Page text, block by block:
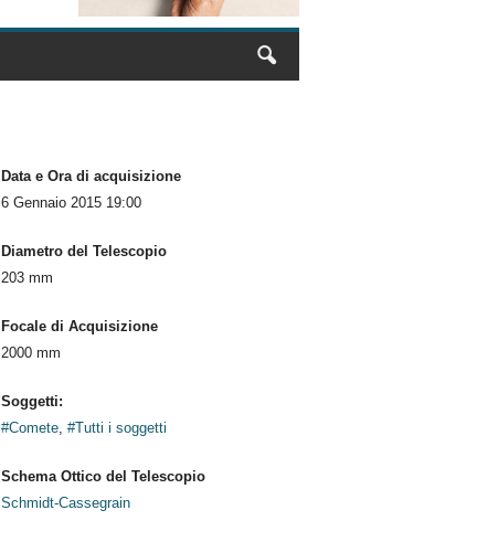
Data e Ora di acquisizione
6 Gennaio 2015 19:00
Diametro del Telescopio
203 mm
Focale di Acquisizione
2000 mm
Soggetti:
#Comete, #Tutti i soggetti
Schema Ottico del Telescopio
Schmidt-Cassegrain